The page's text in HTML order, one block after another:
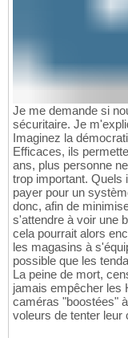
Je me demande si
sécuritaire. Je
Imaginez la
Efficaces, ils
ans, plus personne
trop important. Quels
payer pour un
donc, afin de
s'attendre à voir une
cela pourrait alors
les magasins à
possible que les
La peine de mort,
jamais empêcher les
caméras "boostées"
voleurs de tenter leur